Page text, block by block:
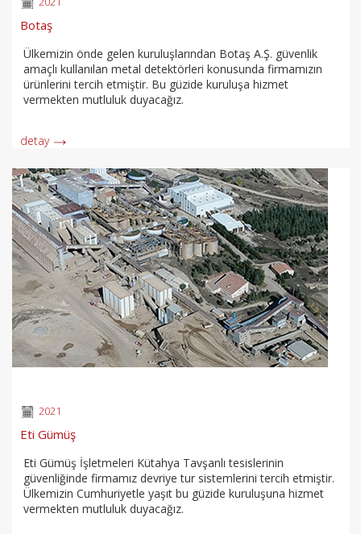
Botaş
Ülkemizin önde gelen kuruluşlarından Botaş A.Ş. güvenlik
amaçlı kullanılan metal detektörleri konusunda firmamızın
ürünlerini tercih etmiştir. Bu güzide kuruluşa hizmet
vermekten mutluluk duyacağız.
detay
2021
Eti Gümüş
Eti Gümüş İşletmeleri Kütahya Tavşanlı tesislerinin
güvenliğinde firmamız devriye tur sistemlerini tercih etmiştir.
Ülkemizin Cumhuriyetle yaşıt bu güzide kuruluşuna hizmet
vermekten mutluluk duyacağız.